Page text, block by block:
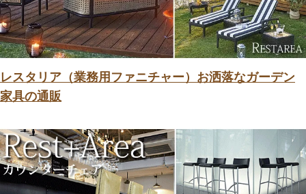
レスタリア（業務用ファニチャー）お洒落なガーデン
家具の通販